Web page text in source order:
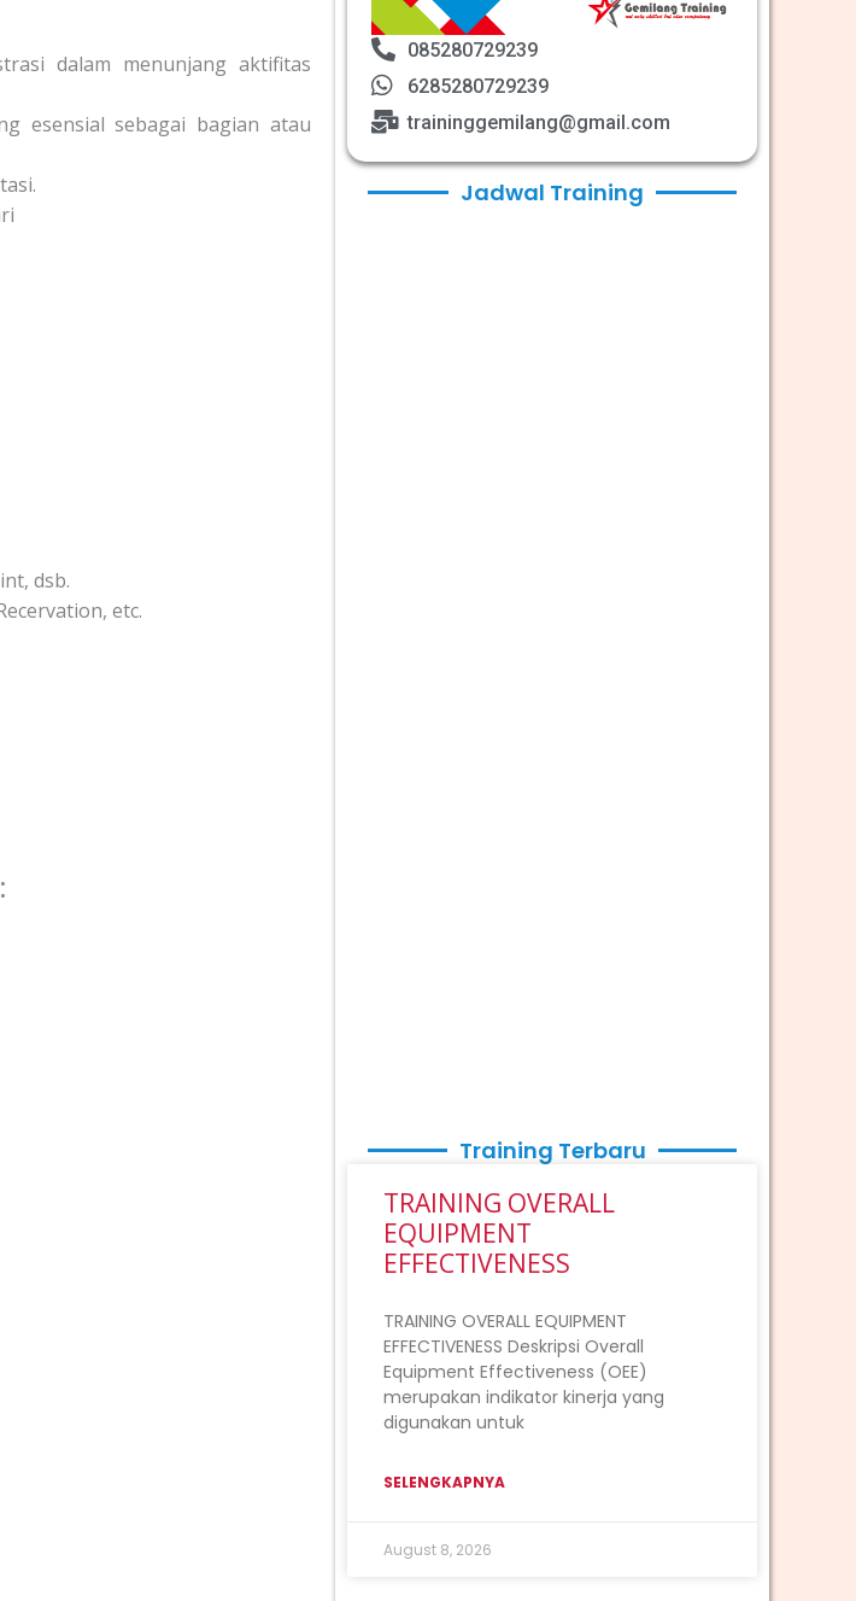
dalam menunjang aktifitas
esensial sebagai bagian atau
dsb.
etc.
085280729239
6285280729239
traininggemilang@gmail.com
Jadwal Training
Training Terbaru
TRAINING OVERALL
EQUIPMENT
EFFECTIVENESS
TRAINING OVERALL EQUIPMENT
EFFECTIVENESS Deskripsi Overall
Equipment Effectiveness (OEE)
merupakan indikator kinerja yang
digunakan untuk
SELENGKAPNYA
August 8, 2026